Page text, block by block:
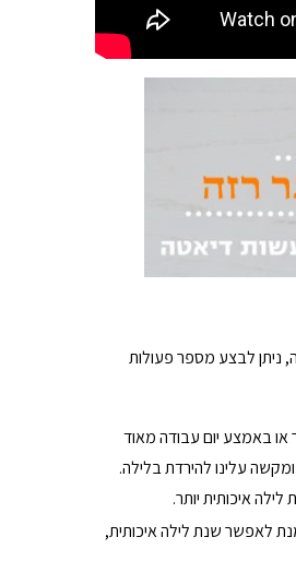
ניתן לבצע מספר פעולות
באמצע יום עבודה מאוד
עלינו להירדת בלילה.
איכותית יותר.
לאפשר שנת לילה איכותית,